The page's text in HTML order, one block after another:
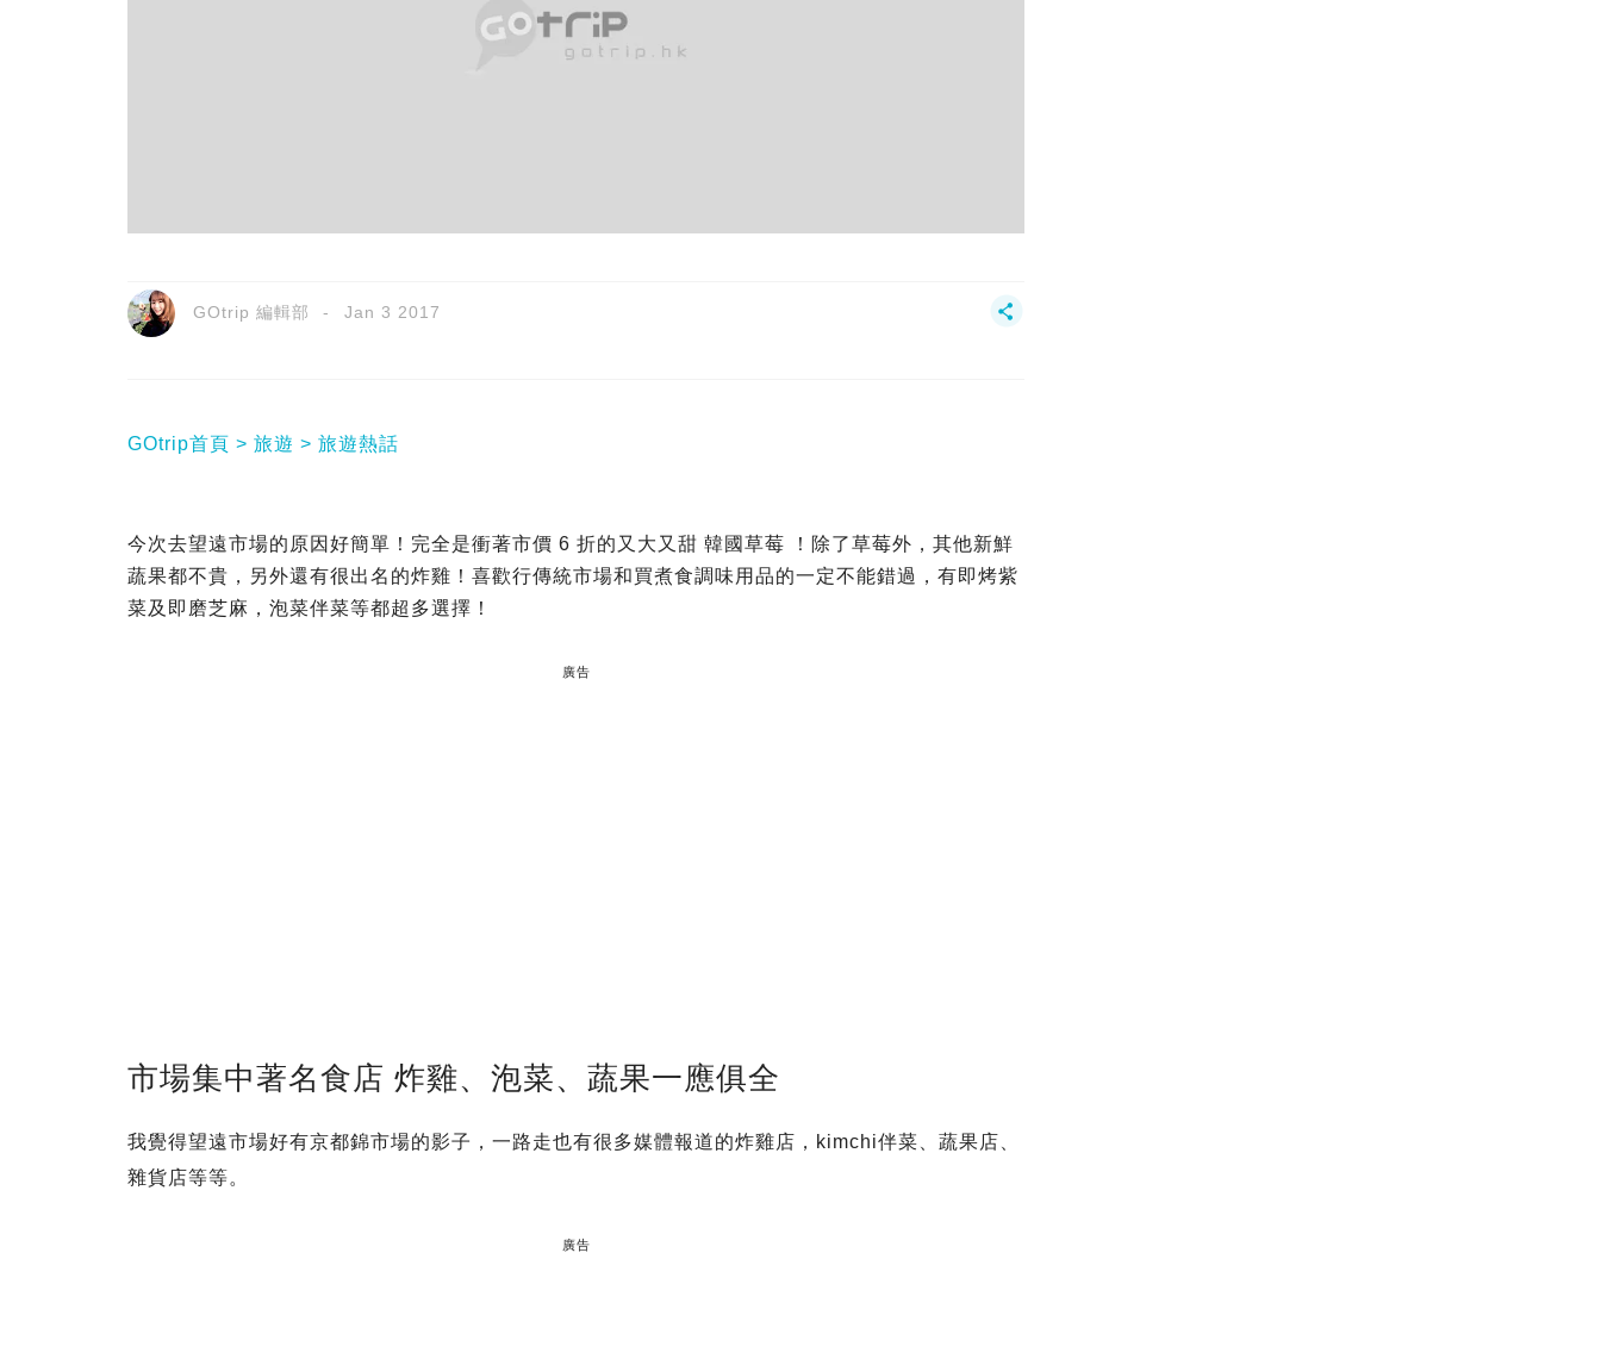
GOtrip 編輯部 Jan 3 2017
GOtrip首頁 旅遊 旅遊熱話
今次去望遠市場的原因好簡單！完全是衝著市價 6 折的又大又甜 韓國草莓 ！除了草莓外，其他新鮮
蔬果都不貴，另外還有很出名的炸雞！喜歡行傳統市場和買煮食調味用品的一定不能錯過，有即烤紫
菜及即磨芝麻，泡菜伴菜等都超多選擇！
廣告
市場集中著名食店 炸雞、泡菜、蔬果一應俱全
我覺得望遠市場好有京都錦市場的影子，一路走也有很多媒體報道的炸雞店，kimchi伴菜、蔬果店、
雜貨店等等。
廣告